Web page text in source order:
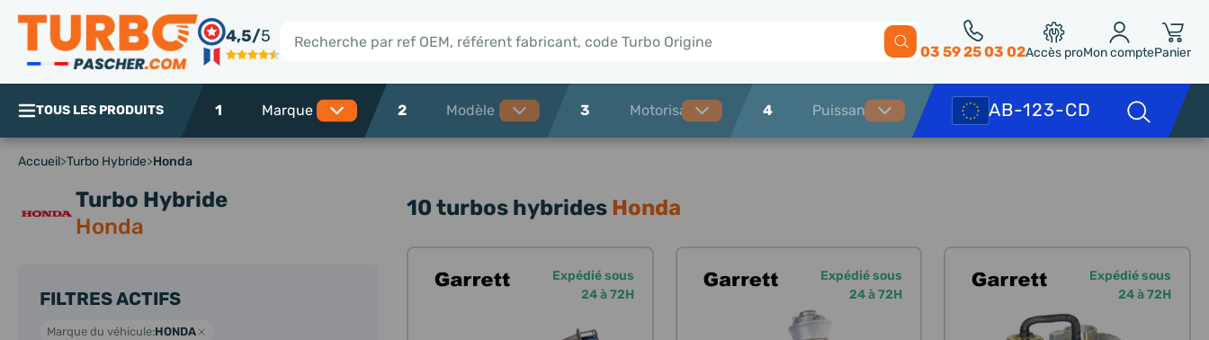
4,5/5
Rechercher 03 59 25 03 02Accès proMon comptePanier
TOUS LES PRODUITS 1 2 3 4
Accueil>Turbo Hybride>Honda
Turbo Hybride
Honda
FILTRES ACTIFS
Marque du véhicule:HONDA
10 turbos hybrides Honda
Expédié sous
24 à 72H
Expédié sous
24 à 72H
Expédié sous
24 à 72H
Panneau de gestion des cookies